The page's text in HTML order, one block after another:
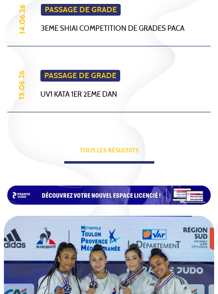
14.06.26 PASSAGE DE GRADE
3EME SHIAI COMPETITION DE GRADES PACA
13.06.26 PASSAGE DE GRADE
UV1 KATA 1ER 2EME DAN
TOUS LES RÉSULTATS